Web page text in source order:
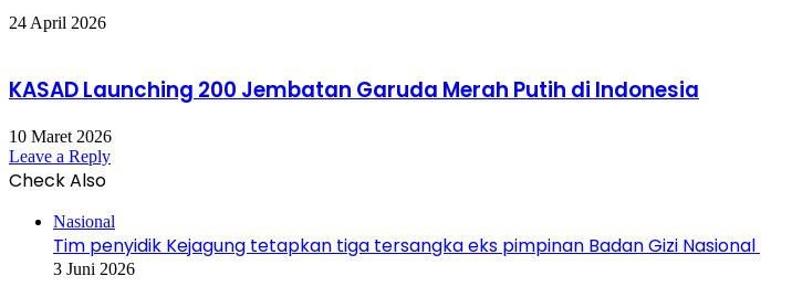
24 April 2026
KASAD Launching 200 Jembatan Garuda Merah Putih di Indonesia
10 Maret 2026
Leave a Reply
Check Also
Nasional
Tim penyidik Kejagung tetapkan tiga tersangka eks pimpinan Badan Gizi Nasional
3 Juni 2026